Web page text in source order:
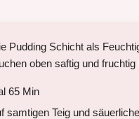
Pudding Schicht als
oben saftig und fruchtig
65 Min
samtigen Teig und